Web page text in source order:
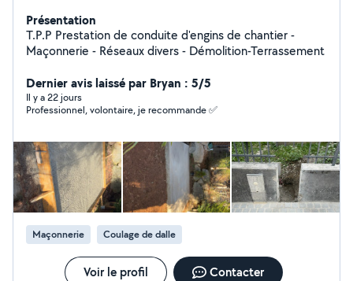
Présentation
T.P.P Prestation de conduite d'engins de chantier -
Maçonnerie - Réseaux divers - Démolition-Terrassement
Dernier avis laissé par Bryan : 5/5
Il y a 22 jours
Professionnel, volontaire, je recommande ✅
Maçonnerie Coulage de dalle
Voir le profil Contacter